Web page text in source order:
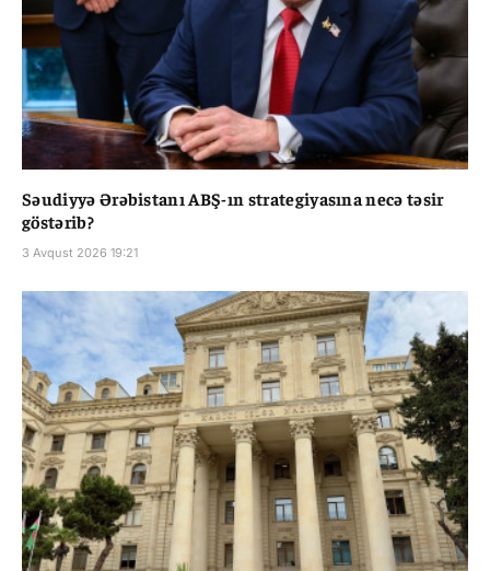
Səudiyyə Ərəbistanı ABŞ-ın strategiyasına necə təsir
göstərib?
3 Avqust 2026 19:21